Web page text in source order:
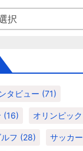
タビュー (71)
(16) オリンピック
ルフ (28) サッカー